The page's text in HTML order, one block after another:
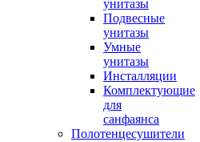
унитазы
Подвесные
унитазы
Умные
унитазы
Инсталляции
Комплектующие
для
санфаянса
Полотенцесушители